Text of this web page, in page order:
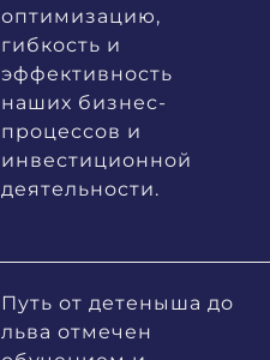
оптимизацию,
гибкость и
эффективность
наших бизнес-
процессов и
инвестиционной
деятельности.
Путь от детеныша до
льва отмечен